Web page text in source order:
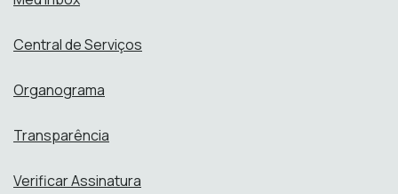
Central de Serviços
Organograma
Transparência
Verificar Assinatura